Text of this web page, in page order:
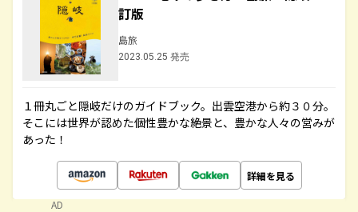
訂版
島旅
2023.05.25 発売
１冊丸ごと隠岐だけのガイドブック。出雲空港から約３０分。
そこには世界が認めた個性豊かな絶景と、豊かな人々の営みが
あった！
詳細を見る
AD